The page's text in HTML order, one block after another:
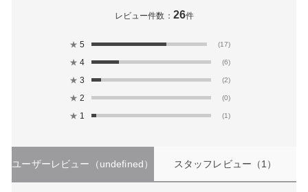
レビュー件数： 26件
★ 5 (17)
★ 4 (6)
★ 3 (2)
★ 2 (0)
★ 1 (1)
ユーザーレビュー （undefined） スタッフレビュー （1）